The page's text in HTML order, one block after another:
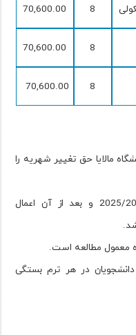
8
70,600.00
8
70,600.00
8
70,600.00
مالایا حق تغییر شهریه را
2) شهریه‌ها برای ورودی‌های سال 2025/2026 و بعد از آن اعمال
در هر ترم بستگی